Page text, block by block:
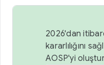
2026'dan
kararlılığını
AOSP'yi